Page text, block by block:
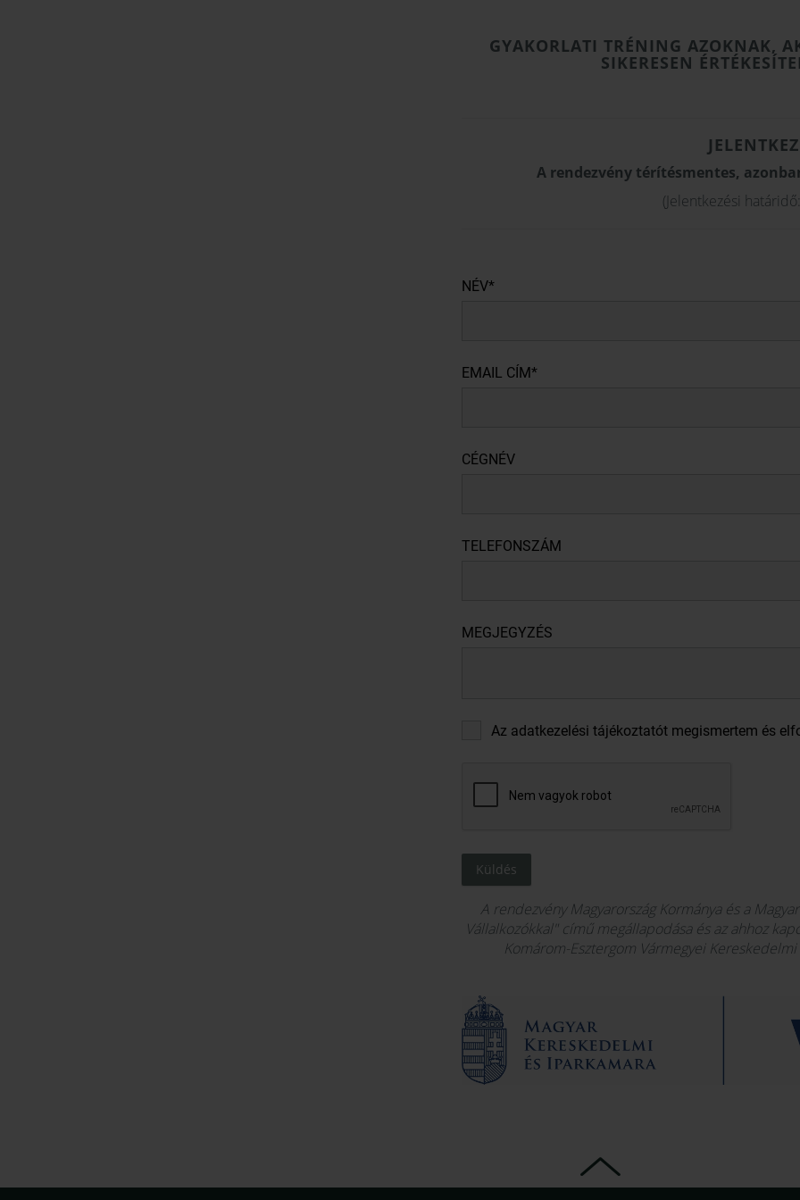
GYAKORLATI TRÉNING AZOKNAK,
SIKERESEN
A rendezvény térítésmentes,
(Jelentkezési
NÉV*
EMAIL CÍM*
CÉGNÉV
TELEFONSZÁM
MEGJEGYZÉS
Az adatkezelési tájékoztatót megismertem és
Küldés
A rendezvény Magyarország Kormánya és a
Vállalkozókkal" című megállapodása és az ahhoz
Komárom-Esztergom Vármegyei